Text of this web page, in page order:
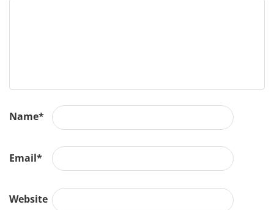
Name*
Email*
Website